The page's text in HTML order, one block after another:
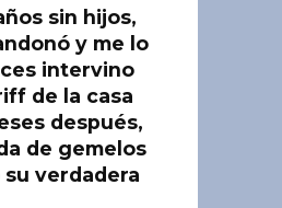
sin hijos,
y me lo
intervino
de la casa
después,
de gemelos
verdadera